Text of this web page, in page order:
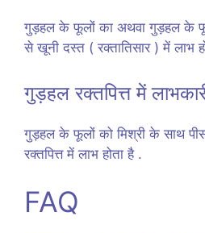
गुड़हल के फूलों का अथवा गुड़हल के
से खूनी दस्त ( रक्तातिसार ) में लाभ
गुड़हल रक्तपित्त में
गुड़हल के फूलों को मिश्री के साथ
रक्तपित्त में लाभ होता है .
FAQ